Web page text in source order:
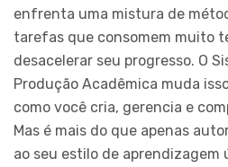
enfrenta uma mistura de
tarefas que consomem muito
desacelerar seu progresso. O
Produção Acadêmica muda
como você cria, gerencia e
Mas é mais do que apenas
ao seu estilo de aprendizagem